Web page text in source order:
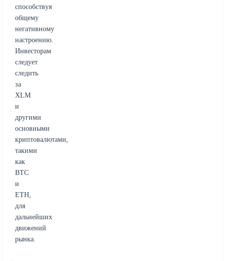
способствуя
общему
негативному
настроению.
Инвесторам
следует
следить
за
XLM
и
другими
основными
криптовалютами,
такими
как
BTC
и
ETH,
для
дальнейших
движений
рынка.